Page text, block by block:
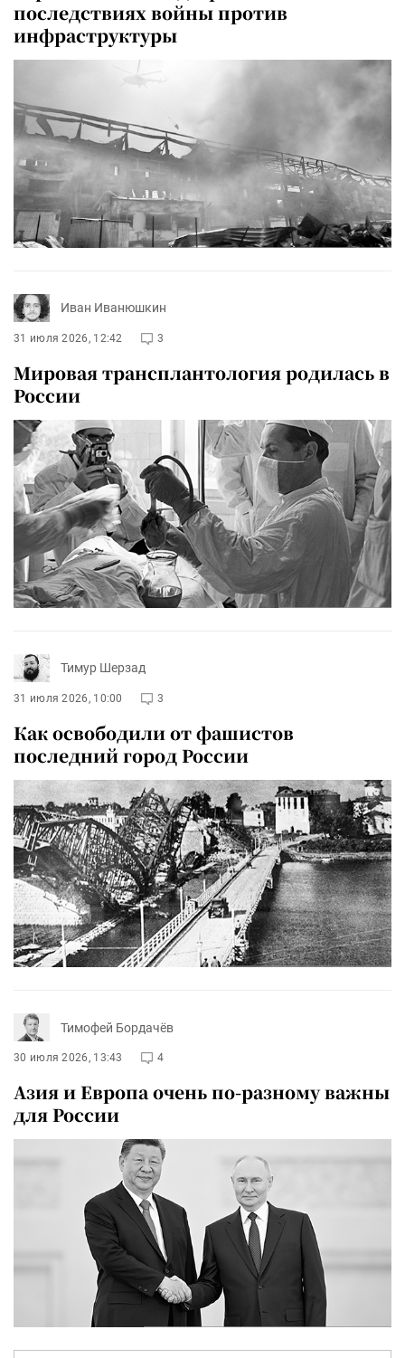
последствиях войны против
инфраструктуры
Иван Иванюшкин
31 июля 2026, 12:42 3
Мировая трансплантология родилась в
России
Тимур Шерзад
31 июля 2026, 10:00 3
Как освободили от фашистов
последний город России
Тимофей Бордачёв
30 июля 2026, 13:43 4
Азия и Европа очень по-разному важны
для России